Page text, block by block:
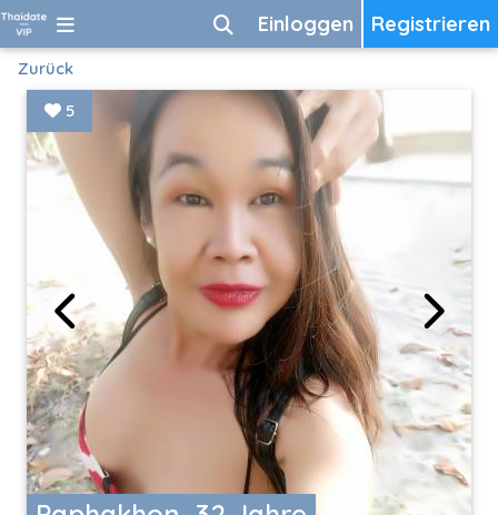
Registrieren
Einloggen
Zurück
5